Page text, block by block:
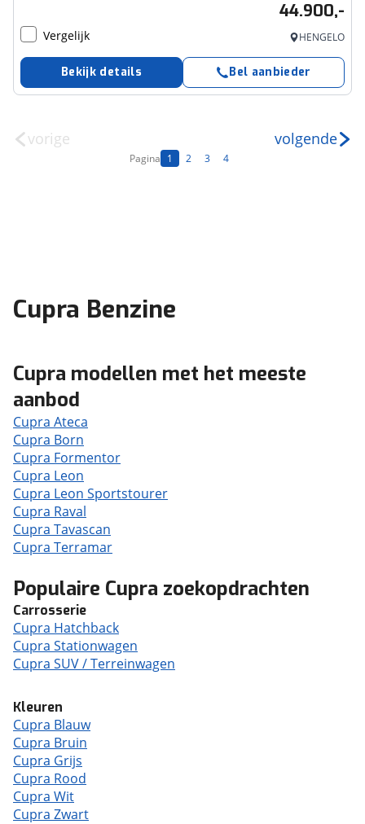
44.900,-
Vergelijk HENGELO
Bekijk details Bel aanbieder
vorige
Pagina 1 2 3 4
volgende
Cupra Benzine
Cupra modellen met het meeste
aanbod
Cupra Ateca
Cupra Born
Cupra Formentor
Cupra Leon
Cupra Leon Sportstourer
Cupra Raval
Cupra Tavascan
Cupra Terramar
Populaire Cupra zoekopdrachten
Carrosserie
Cupra Hatchback
Cupra Stationwagen
Cupra SUV / Terreinwagen
Kleuren
Cupra Blauw
Cupra Bruin
Cupra Grijs
Cupra Rood
Cupra Wit
Cupra Zwart